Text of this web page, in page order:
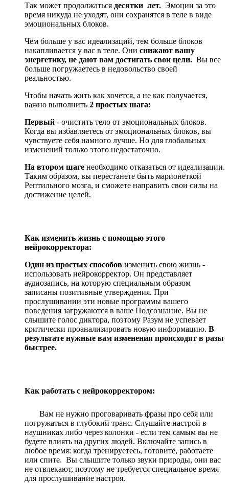
Так может продолжаться десятки лет. Эмоции за это
время никуда не уходят, они сохранятся в теле в виде
эмоциональных блоков.
Чем больше у вас идеализаций, тем больше блоков
накапливается у вас в теле. Они снижают вашу
энергетику, не дают вам достигать свои цели. Вы все
больше погружаетесь в недовольство своей
реальностью.
Чтобы начать жить как хочется, а не как получается,
важно выполнить 2 простых шага:
Первый - очистить тело от эмоциональных блоков.
Когда вы избавляетесь от эмоциональных блоков, вы
чувствуете себя намного лучше. Но для глобальных
изменений только этого недостаточно.
На втором шаге необходимо отказаться от идеализации.
Таким образом, вы перестанете быть марионеткой
Рептильного мозга, и сможете направить свои силы на
достижение целей.
Как изменить жизнь с помощью этого
нейрокорректора:
Один из простых способов изменить свою жизнь -
использовать нейрокорректор. Он представляет
аудиозапись, на которую специальным образом
записаны позитивные утверждения. При
прослушивании эти новые программы вашего
поведения загружаются в ваше Подсознание. Вы не
слышите голос диктора, поэтому Разум не успевает
критически проанализировать новую информацию. В
результате нужные вам изменения происходят в разы
быстрее.
Как работать с нейрокорректором:
Вам не нужно проговаривать фразы про себя или
погружаться в глубокий транс. Слушайте настрой в
наушниках либо через колонки - если тем самым вы не
будете влиять на других людей. Включайте запись в
любое время: когда тренируетесь, готовите, работаете
или спите. Вы слышите только звуки природы, они вас
не отвлекают, поэтому не требуется специальное время
для прослушивание настроя.